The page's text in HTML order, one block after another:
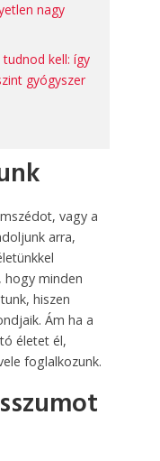
nagy
kell: így
gyógyszer
vagy a
arra,
hogy minden
hiszen
Ám ha a
életet él,
foglalkozunk.